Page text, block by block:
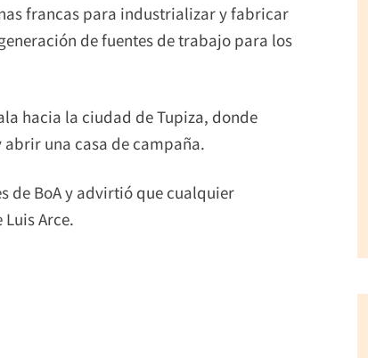
francas para industrializar y fabricar
de fuentes de trabajo para los
hacia la ciudad de Tupiza, donde
una casa de campaña.
de BoA y advirtió que cualquier
Arce.